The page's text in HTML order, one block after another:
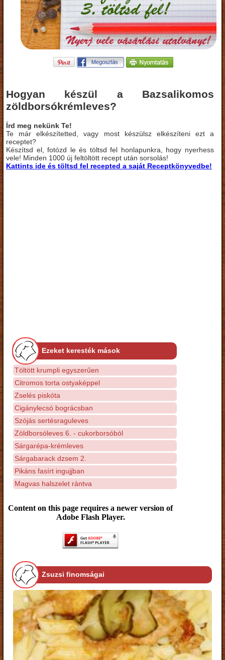
Hogyan készül a Bazsalikomos
zöldborsókrémleves?
Írd meg nekünk Te!
Te már elkészítetted, vagy most készülsz elkészíteni ezt a
receptet?
Készítsd el, fotózd le és töltsd fel honlapunkra, hogy nyerhess
vele! Minden 1000 új feltöltött recept után sorsolás!
Kattints ide és töltsd fel recepted a saját Receptkönyvedbe!
Ezeket keresték mások
Töltött krumpli egyszerűen
Citromos torta ostyaképpel
Zselés piskóta
Cigánylecsó bográcsban
Szójás sertésraguleves
Zöldborsóleves 6. - cukorborsóból
Sárgarépa-krémleves
Sárgabarack dzsem 2.
Pikáns fasírt ingujjban
Magvas halszelet rántva
Content on this page requires a newer version of
Adobe Flash Player.
Zsuzsi finomságai